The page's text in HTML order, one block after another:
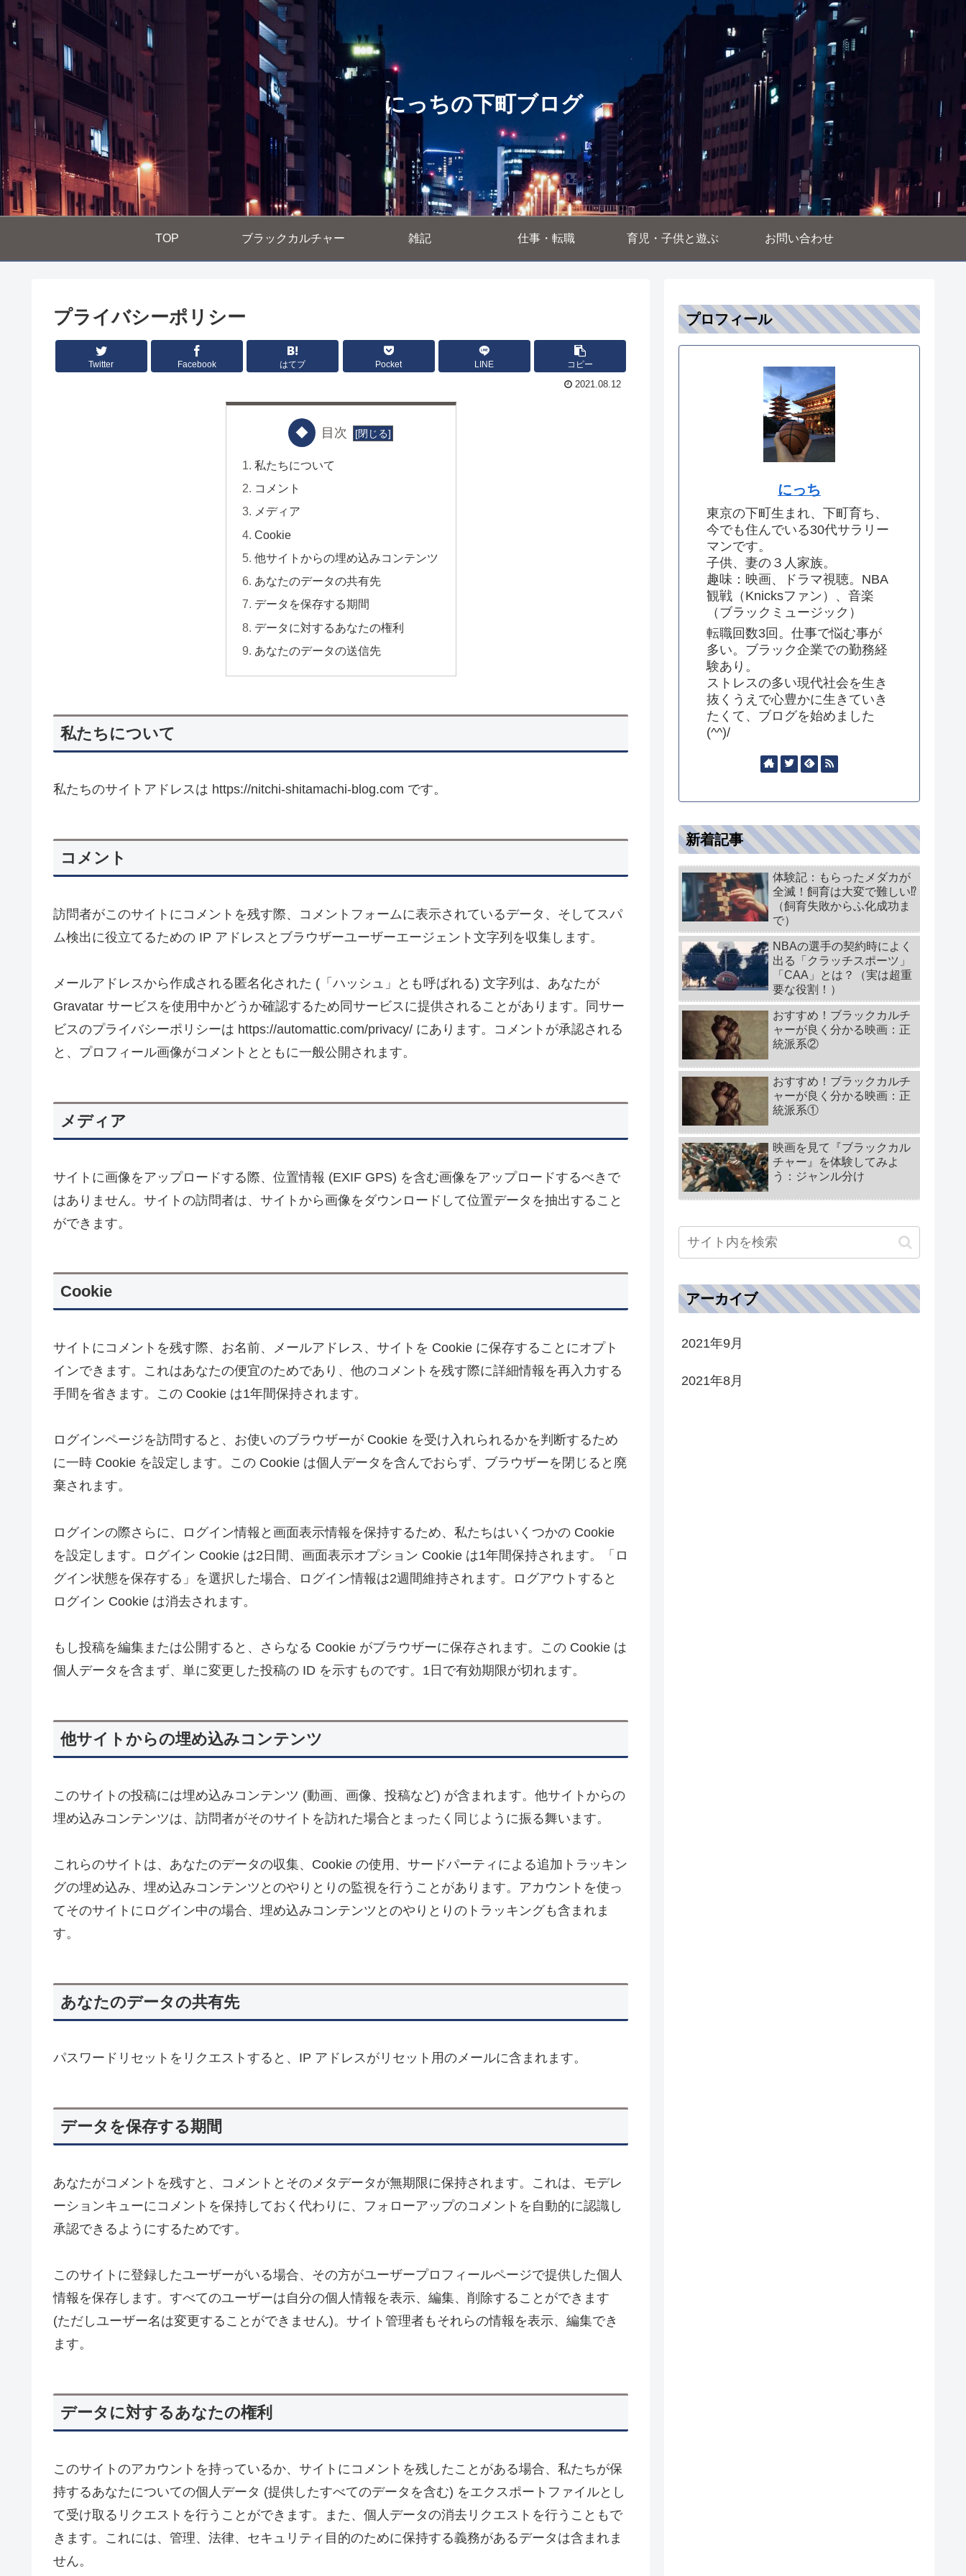
にっちの下町ブログ
TOP ブラックカルチャー 雑記 仕事・転職 育児・子供と遊ぶ お問い合わせ
プライバシーポリシー
Twitter Facebook はてブ Pocket LINE コピー
2021.08.12
目次
私たちについて
コメント
メディア
Cookie
他サイトからの埋め込みコンテンツ
あなたのデータの共有先
データを保存する期間
データに対するあなたの権利
あなたのデータの送信先
私たちについて
私たちのサイトアドレスは https://nitchi-shitamachi-blog.com です。
コメント
訪問者がこのサイトにコメントを残す際、コメントフォームに表示されているデータ、そしてスパ
ム検出に役立てるための IP アドレスとブラウザーユーザーエージェント文字列を収集します。
メールアドレスから作成される匿名化された (「ハッシュ」とも呼ばれる) 文字列は、あなたが
Gravatar サービスを使用中かどうか確認するため同サービスに提供されることがあります。同サー
ビスのプライバシーポリシーは https://automattic.com/privacy/ にあります。コメントが承認される
と、プロフィール画像がコメントとともに一般公開されます。
メディア
サイトに画像をアップロードする際、位置情報 (EXIF GPS) を含む画像をアップロードするべきで
はありません。サイトの訪問者は、サイトから画像をダウンロードして位置データを抽出すること
ができます。
Cookie
サイトにコメントを残す際、お名前、メールアドレス、サイトを Cookie に保存することにオプト
インできます。これはあなたの便宜のためであり、他のコメントを残す際に詳細情報を再入力する
手間を省きます。この Cookie は1年間保持されます。
ログインページを訪問すると、お使いのブラウザーが Cookie を受け入れられるかを判断するため
に一時 Cookie を設定します。この Cookie は個人データを含んでおらず、ブラウザーを閉じると廃
棄されます。
ログインの際さらに、ログイン情報と画面表示情報を保持するため、私たちはいくつかの Cookie
を設定します。ログイン Cookie は2日間、画面表示オプション Cookie は1年間保持されます。「ロ
グイン状態を保存する」を選択した場合、ログイン情報は2週間維持されます。ログアウトすると
ログイン Cookie は消去されます。
もし投稿を編集または公開すると、さらなる Cookie がブラウザーに保存されます。この Cookie は
個人データを含まず、単に変更した投稿の ID を示すものです。1日で有効期限が切れます。
他サイトからの埋め込みコンテンツ
このサイトの投稿には埋め込みコンテンツ (動画、画像、投稿など) が含まれます。他サイトからの
埋め込みコンテンツは、訪問者がそのサイトを訪れた場合とまったく同じように振る舞います。
これらのサイトは、あなたのデータの収集、Cookie の使用、サードパーティによる追加トラッキン
グの埋め込み、埋め込みコンテンツとのやりとりの監視を行うことがあります。アカウントを使っ
てそのサイトにログイン中の場合、埋め込みコンテンツとのやりとりのトラッキングも含まれま
す。
あなたのデータの共有先
パスワードリセットをリクエストすると、IP アドレスがリセット用のメールに含まれます。
データを保存する期間
あなたがコメントを残すと、コメントとそのメタデータが無期限に保持されます。これは、モデレ
ーションキューにコメントを保持しておく代わりに、フォローアップのコメントを自動的に認識し
承認できるようにするためです。
このサイトに登録したユーザーがいる場合、その方がユーザープロフィールページで提供した個人
情報を保存します。すべてのユーザーは自分の個人情報を表示、編集、削除することができます
(ただしユーザー名は変更することができません)。サイト管理者もそれらの情報を表示、編集でき
ます。
データに対するあなたの権利
このサイトのアカウントを持っているか、サイトにコメントを残したことがある場合、私たちが保
持するあなたについての個人データ (提供したすべてのデータを含む) をエクスポートファイルとし
て受け取るリクエストを行うことができます。また、個人データの消去リクエストを行うこともで
きます。これには、管理、法律、セキュリティ目的のために保持する義務があるデータは含まれま
せん。
プロフィール
にっち
東京の下町生まれ、下町育ち、
今でも住んでいる30代サラリー
マンです。
子供、妻の３人家族。
趣味：映画、ドラマ視聴。NBA
観戦（Knicksファン）、音楽
（ブラックミュージック）
転職回数3回。仕事で悩む事が
多い。ブラック企業での勤務経
験あり。
ストレスの多い現代社会を生き
抜くうえで心豊かに生きていき
たくて、ブログを始めました
(^^)/
新着記事
体験記：もらったメダカが
全滅！飼育は大変で難しい⁉
（飼育失敗からふ化成功ま
で）
NBAの選手の契約時によく
出る「クラッチスポーツ」
「CAA」とは？（実は超重
要な役割！）
おすすめ！ブラックカルチ
ャーが良く分かる映画：正
統派系②
おすすめ！ブラックカルチ
ャーが良く分かる映画：正
統派系①
映画を見て『ブラックカル
チャー』を体験してみよ
う：ジャンル分け
アーカイブ
2021年9月
2021年8月